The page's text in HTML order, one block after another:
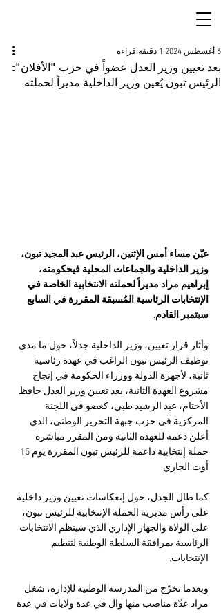
بعد تعيين وزير العدل عضواً في حزب "الأفلان":
الرئيس تبون يُعين وزير الداخلية مديراً لحملته
6 أغسطس 2024 1 دقيقة قراءة
عيّن مساء أمس الإثنين، الرئيس عبد المجيد تبون،
وزير الداخلية والجماعات المحلية فيحكومته،
إبراهيم مراد مديراً لحملته الانتخابية الخاصة في
الإنتخابات الرئاسية المُسبقة المقررة في السابع
سبتمبر القادم.
وأثار قرار تعيين، وزير الداخلية جدلاً، حول ما مدى
توظيف الرئيس تبون الراغب في عهدة رئاسية
ثانبة، لأجهزة الدولة ووزراء الحكومة في إنجاح
مشروع العهدة الثانية، بعد تعيين وزير العدل حافظ
الأختام، عبد الرشيد طبي، كعضو في اللجنة
المركزية في حزب جبهة التحرير الوطني، الذي
أعلن دعمه للعهدة الثانية ومن المقرر مباشرة
أوت الجاري.
كما طال الجدل، حول إنعكاسات تعيين وزير داخلية
على رأس مديرية الحملة الإنتخابية للرئيس تبون،
على الولاة والجهاز الإداري الذي سينظم الانتخابات
الرئاسية بمرافقة السلطة الوطنية لتنظيم
الإنتخابات.
وبعدما تخرّج من المدرسة الوطنية للإدارة، شغل
مراد عدّة مناصب منها وال في عدة ولايات في عدة